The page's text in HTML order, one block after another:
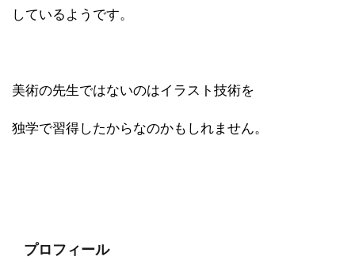
しているようです。
美術の先生ではないのはイラスト技術を
独学で習得したからなのかもしれません。
プロフィール